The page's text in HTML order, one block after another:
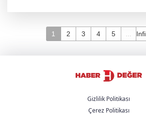
1 2 3 4 5
Gizlilik Politikası
Çerez Politikası